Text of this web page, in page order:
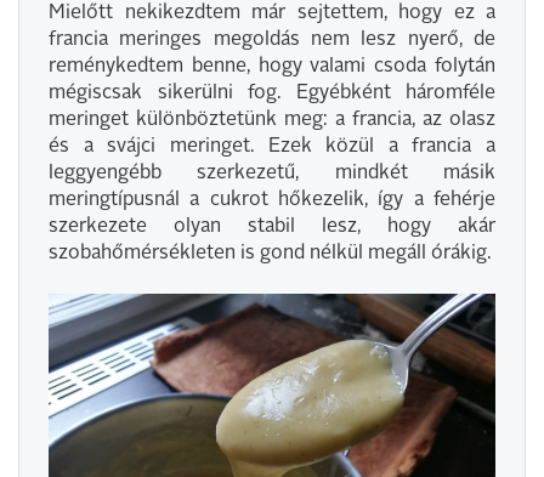
Mielőtt nekikezdtem már sejtettem, hogy ez a
francia meringes megoldás nem lesz nyerő, de
reménykedtem benne, hogy valami csoda folytán
mégiscsak sikerülni fog. Egyébként háromféle
meringet különböztetünk meg: a francia, az olasz
és a svájci meringet. Ezek közül a francia a
leggyengébb szerkezetű, mindkét másik
meringtípusnál a cukrot hőkezelik, így a fehérje
szerkezete olyan stabil lesz, hogy akár
szobahőmérsékleten is gond nélkül megáll órákig.